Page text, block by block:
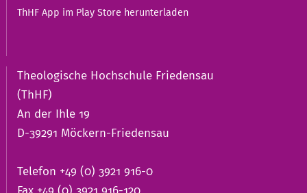
ThHF App im Play Store herunterladen
Theologische Hochschule Friedensau
(ThHF)
An der Ihle 19
D-39291 Möckern-Friedensau
Telefon +49 (0) 3921 916-0